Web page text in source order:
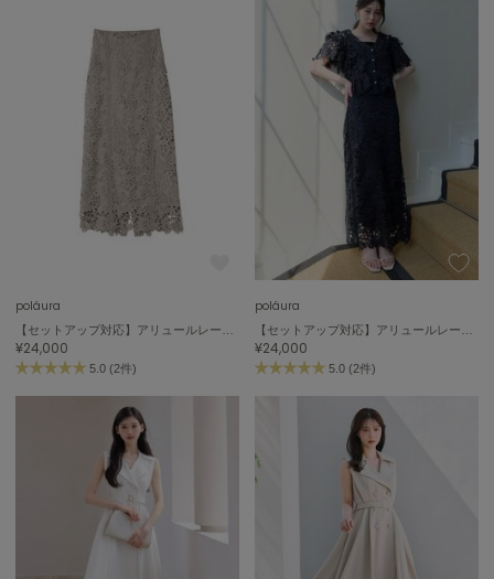
poláura
¥24,000
5.0 (2件)
poláura
¥24,000
5.0 (2件)